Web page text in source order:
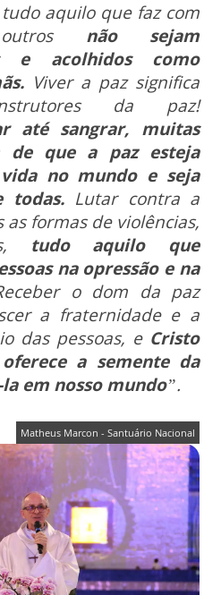
aquilo que faz com
não sejam
e acolhidos como
Viver a paz significa
da paz!
até sangrar, muitas
de que a paz esteja
no mundo e seja
todas.Lutar contra a
as formas de violências,
tudo aquilo que
na opressão e na
o dom da paz
a fraternidade e a
das pessoas, eCristo
a semente da
em nosso mundo”.
Matheus Marcon - Santuário Nacional